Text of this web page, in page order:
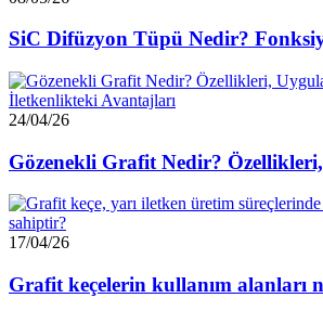
SiC Difüzyon Tüpü Nedir?
24/04/26
Gözenekli Grafit Nedir?
17/04/26
Grafit keçelerin kullanım alanları